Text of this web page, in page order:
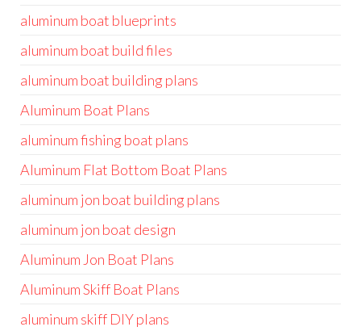
aluminum boat blueprints
aluminum boat build files
aluminum boat building plans
Aluminum Boat Plans
aluminum fishing boat plans
Aluminum Flat Bottom Boat Plans
aluminum jon boat building plans
aluminum jon boat design
Aluminum Jon Boat Plans
Aluminum Skiff Boat Plans
aluminum skiff DIY plans